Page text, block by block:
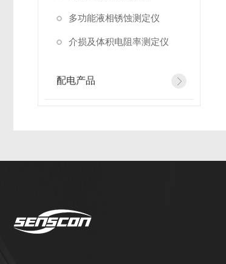
多功能液相锈蚀测定仪
介损及体积电阻率测定仪
配电产品